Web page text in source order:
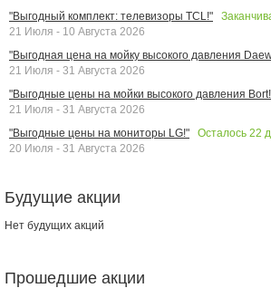
"Выгодный комплект: телевизоры TCL!"
21 Июля - 10 Августа 2026
"Выгодная цена на мойку высокого давления
21 Июля - 31 Августа 2026
"Выгодные цены на мойки высокого давления
21 Июля - 31 Августа 2026
"Выгодные цены на мониторы LG!"
Осталось 22
20 Июля - 31 Августа 2026
Будущие акции
Нет будущих акций
Прошедшие акции